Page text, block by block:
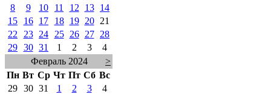
8
9 10 11 12 13
14
15
16 17 18 19 20
21
22
23 24 25 26 27
28
29 30 31 1 2 3
4
Февраль 2024
>
Пн Вт Ср Чт Пт Сб Вс
29 30 31 1 2 3
4